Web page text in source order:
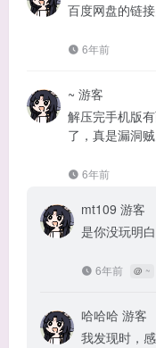
百度网盘的链
6年前
~ 游客
解压完手机版
了，真是漏洞
6年前
mt109 游客
是你没玩明
6年前 @ ~
哈哈哈 游客
我发现时，